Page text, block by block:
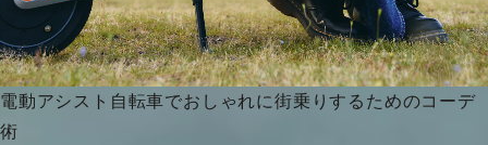
電動アシスト自転車でおしゃれに街乗りするためのコーデ
術